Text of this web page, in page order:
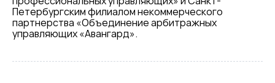
Петербургским филиалом некоммерческого
партнерства «Объединение арбитражных
управляющих «Авангард».